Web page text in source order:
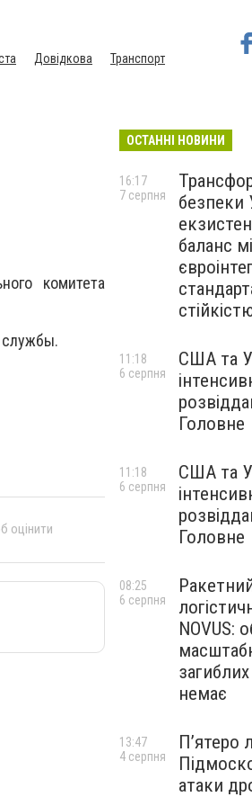
Довідкова Транспорт
комитета
службы.
оцінити
ОСТАННІ НОВИНИ
безпеки
баланс
16:17
7 серпня
США та
Головне
11:18
6 серпня
США та
Головне
11:18
6 серпня
NOVUS:
немає
08:25
6 серпня
П’ятеро
атаки
13:47
4 серпня